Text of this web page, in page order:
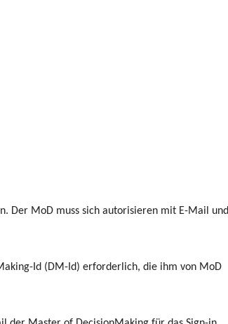
Der MoD muss sich autorisieren mit E-Mail und
Id (DM-Id) erforderlich, die ihm von MoD